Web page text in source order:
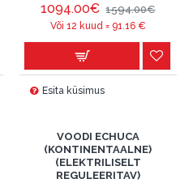
1094.00€ 1594.00€
Või 12 kuud = 91.16€
Esita küsimus
VOODI ECHUCA
(KONTINENTAALNE)
(ELEKTRILISELT
REGULEERITAV)